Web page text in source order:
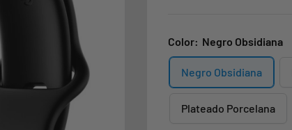
Color: Negro Obsidiana
Negro Obsidiana
Plateado Porcelana